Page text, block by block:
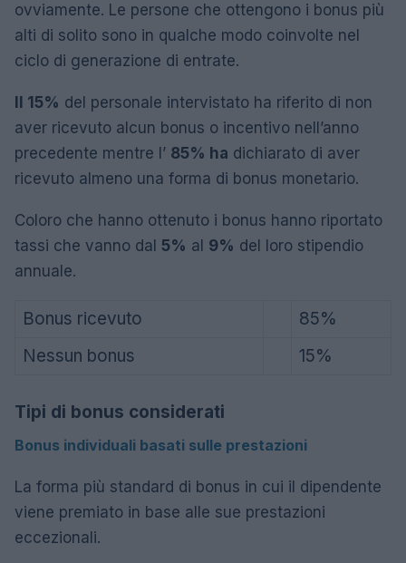
ovviamente. Le persone che ottengono i bonus più
alti di solito sono in qualche modo coinvolte nel
ciclo di generazione di entrate.
Il 15% del personale intervistato ha riferito di non
aver ricevuto alcun bonus o incentivo nell’anno
precedente mentre l’ 85% ha dichiarato di aver
ricevuto almeno una forma di bonus monetario.
Coloro che hanno ottenuto i bonus hanno riportato
tassi che vanno dal 5% al 9% del loro stipendio
annuale.
Bonus ricevuto
85%
Nessun bonus
15%
Tipi di bonus considerati
Bonus individuali basati sulle prestazioni
La forma più standard di bonus in cui il dipendente
viene premiato in base alle sue prestazioni
eccezionali.